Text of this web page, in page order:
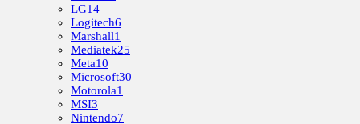
LG14
Logitech6
Marshall1
Mediatek25
Meta10
Microsoft30
Motorola1
MSI3
Nintendo7